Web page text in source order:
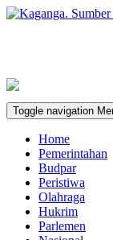
Toggle navigation
Home
Pemerintahan
Budpar
Peristiwa
Olahraga
Hukrim
Parlemen